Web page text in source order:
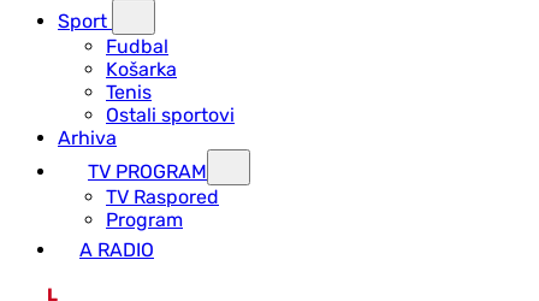
Sport
Fudbal
Košarka
Tenis
Ostali sportovi
Arhiva
TV PROGRAM
ТV Raspored
Program
A RADIO
L